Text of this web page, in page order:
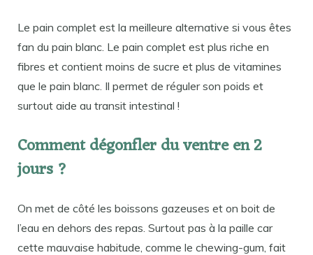
Le pain complet est la meilleure alternative si vous êtes
fan du pain blanc. Le pain complet est plus riche en
fibres et contient moins de sucre et plus de vitamines
que le pain blanc. Il permet de réguler son poids et
surtout aide au transit intestinal !
Comment dégonfler du ventre en 2
jours ?
On met de côté les boissons gazeuses et on boit de
l’eau en dehors des repas. Surtout pas à la paille car
cette mauvaise habitude, comme le chewing-gum, fait